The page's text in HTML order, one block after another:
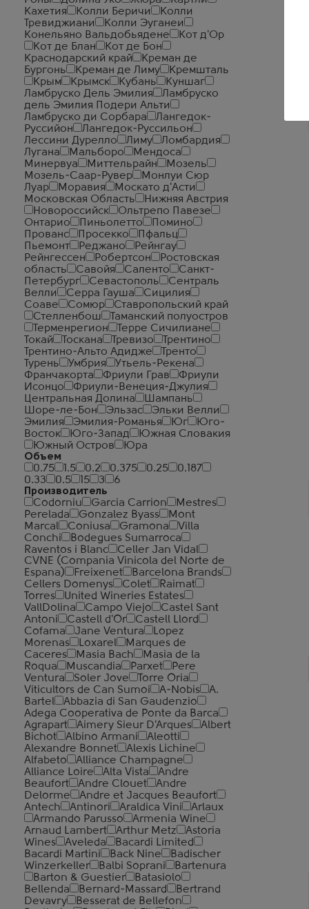
Кахетия
Колли Беричи
Колли
Тревиджиани
Колли Эуганеи
Конельяно Вальдобьядене
Кот д'Ор
Кот де Блан
Кот де Бон
Краснодарский край
Креман де
Бургонь
Креман де Лиму
Кремшталь
Крым
Крымск Кубань
Куншаг
Ламбруско Дель Эмилия
Ламбруско
дель Эмилия Подери Альти
Ламбруско ди Сорбара
Лангедок-
Руссийон
Лангедок-Руссильон
Лессини Дурелло
Лиму
Ломбардия
Лугана
Мальборо
Мендоса
Минервуа
Миттельрайн
Мозель
Мозель-Саар-Рувер
Монлуи Сюр
Луар
Моравия
Москато д'Асти
Московская Область
Нижняя Австрия
Новороссийск
Ольтрепо Павезе
Онтарио
Пиньолетто
Помино
Прованс
Просекко
Пфальц
Пьемонт
Реджано
Рейнгау
Рейнгессен
Робертсон
Ростовская
область
Савойя Саленто
Санкт-
Петербург
Севастополь
Сентраль
Велли
Серра Гауша
Сицилия
Соаве
Сомюр
Ставропольский край
Стелленбош
Таманский полуостров
Терменрегион
Терре Сичилиане
Токай
Тоскана Тревизо
Трентино
Трентино-Альто Адидже
Тренто
Турень
Умбрия
Утьель-Рекена
Франчакорта
Фриули Грав
Фриули
Исонцо
Фриули-Венеция-Джулия
Центральная Долина
Шампань
Шоре-ле-Бон
Эльзас
Эльки Велли
Эмилия
Эмилия-Романья Юг
Юго-
Восток
Юго-Запад
Южная Словакия
Южный Остров
Юра
Объем
0.75
1.5 0.2 0.375 0.25
0.187
0.33
0.5 15 3
6
Производитель
Codorniu
Garcia Carrion
Mestres
Perelada
Gonzalez Byass
Mont
Marcal
Coniusa Gramona
Villa
Conchi
Bodegues Sumarroca
Raventos i Blanc
Celler Jan Vidal
CVNE (Compania Vinicola del Norte de
Espana)
Freixenet
Barcelona Brands
Cellers Domenys
Colet
Raimat
Torres
United Wineries Estates
VallDolina
Campo Viejo
Castel Sant
Antoni
Castell d'Or
Castell Llord
Cofama
Jane Ventura
Lopez
Morenas
Loxarel
Marques de
Caceres
Masia Bach
Masia de la
Roqua
Muscandia Parxet
Pere
Ventura
Soler Jove
Torre Oria
Viticultors de Can Sumoi
A-Nobis
A.
Bartel
Abbazia di San Gaudenzio
Adega Cooperativa de Ponte da Barca
Agrapart
Aimery Sieur D'Arques
Albert
Bichot
Albino Armani
Aleotti
Alexandre Bonnet
Alexis Lichine
Alfabeto
Alliance Champagne
Alliance Loire
Alta Vista
Andre
Beaufort
Andre Clouet
Andre
Delorme
Andre et Jacques Beaufort
Antech
Antinori Araldica Vini
Arlaux
Armando Parusso
Armenia Wine
Arnaud Lambert
Arthur Metz
Astoria
Wines
Aveleda
Bacardi Limited
Bacardi Martini
Back Nine
Badischer
Winzerkeller
Balbi Soprani
Bartenura
Barton & Guestier
Batasiolo
Bellenda
Bernard-Massard
Bertrand
Devavry
Besserat de Bellefon